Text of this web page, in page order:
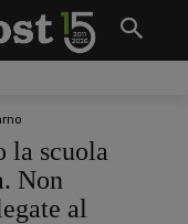
la scuola
Non
al